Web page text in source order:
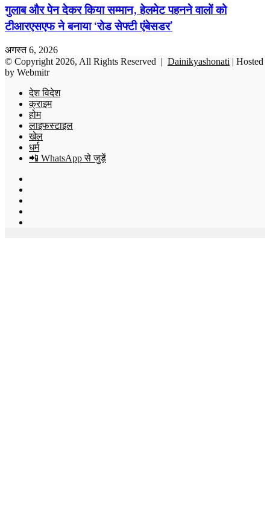
गुलाब और पेन देकर किया सम्मान, हेलमेट पहनने वालों को
टीआरएसएफ ने बनाया ‘रोड सेफ्टी एंबेसडर’
अगस्त 6, 2026
© Copyright 2026, All Rights Reserved | Dainikyashonati | Hosted
by Webmitr
देश विदेश
क्राइम
होम
लाइफस्टाइल
खेल
धर्म
📲 WhatsApp से जुड़ें